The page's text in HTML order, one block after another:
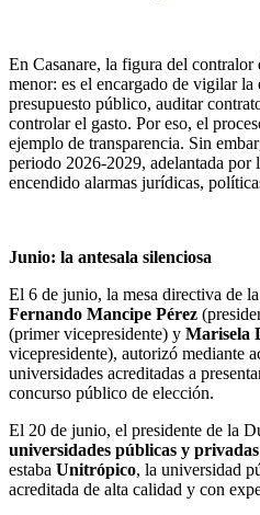
En Casanare, la figura del contralor
menor: es el encargado de vigilar la
presupuesto público, auditar
controlar el gasto. Por eso, el
ejemplo de transparencia. Sin
periodo 2026-2029, adelantada por
encendido alarmas jurídicas,
Junio: la antesala silenciosa
El 6 de junio, la mesa directiva de
Fernando Mancipe Pérez
(primer vicepresidente) y Marisela
vicepresidente), autorizó mediante
universidades acreditadas a
concurso público de elección.
El 20 de junio, el presidente de la
universidades públicas y privadas
estaba Unitrópico, la universidad
acreditada de alta calidad y con